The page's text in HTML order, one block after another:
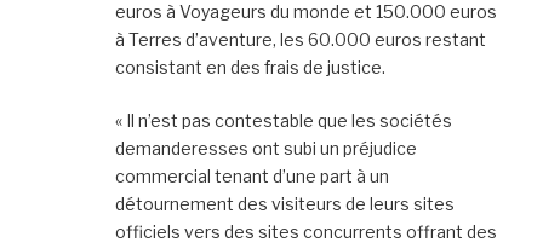
euros à Voyageurs du monde et 150.000 euros
à Terres d’aventure, les 60.000 euros restant
consistant en des frais de justice.
« Il n’est pas contestable que les sociétés
demanderesses ont subi un préjudice
commercial tenant d’une part à un
détournement des visiteurs de leurs sites
officiels vers des sites concurrents offrant des